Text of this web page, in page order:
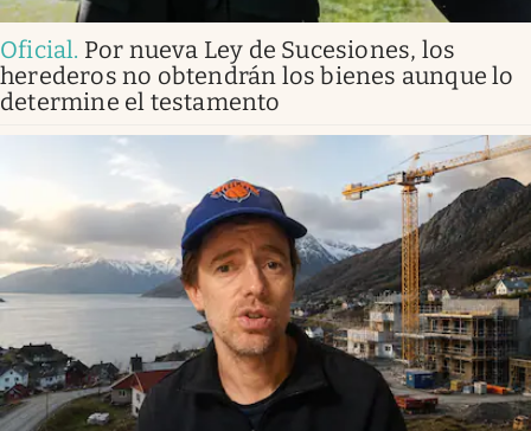
Oficial. Por nueva Ley de Sucesiones, los
herederos no obtendrán los bienes aunque lo
determine el testamento